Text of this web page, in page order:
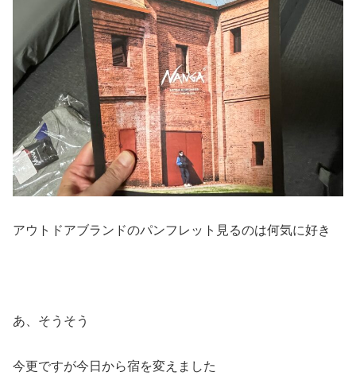
アウトドアブランドのパンフレット見るのは何気に好き
あ、そうそう
今更ですが今日から宿を変えました